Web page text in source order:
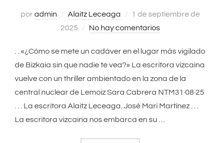
poradmin Alaitz Leceaga
Publicado
el
1 de septiembre de
2025
No hay comentarios
. . «¿Cómo se mete un cadáver en el lugar más vigilado
de Bizkaia sin que nadie te vea?» La escritora vizcaina
vuelve con un thriller ambientado en la zona de la
central nuclear de Lemoiz Sara Cabrera NTM31·08·25
. . . La escritora Alaitz Leceaga. José Mari Martínez . . .
La escritora vizcaina nos embarca en su …